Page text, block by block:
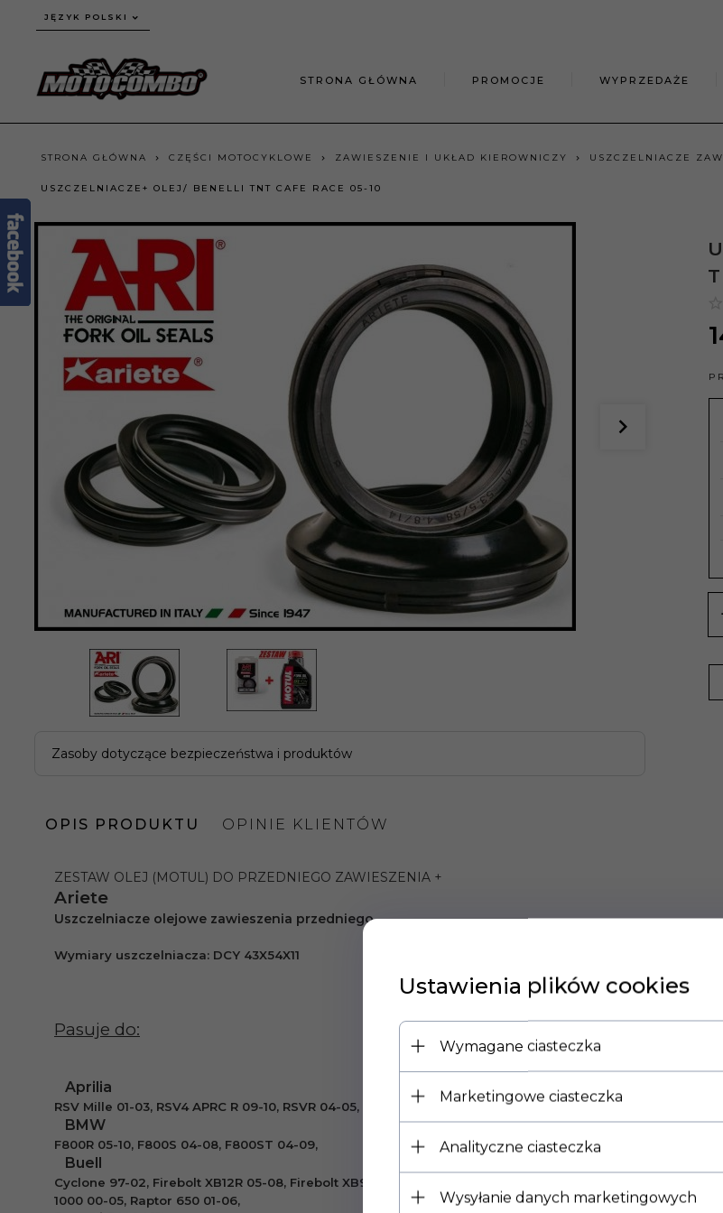
JĘZYK POLSKI
STRONA GŁÓWNA PROMOCJE WYPRZEDAŻE
STRONA GŁÓWNA CZĘŚCI MOTOCYKLOWE ZAWIESZENIE I UKŁAD KIEROWNICZY USZCZELNIACZE
USZCZELNIACZE+ OLEJ/ BENELLI TNT CAFE RACE 05-10
Zasoby dotyczące bezpieczeństwa i produktów
OPIS PRODUKTU OPINIE KLIENTÓW
ZESTAW OLEJ (MOTUL) DO PRZEDNIEGO ZAWIESZENIA +
Ariete
Uszczelniacze olejowe zawieszenia przedniego
Wymiary uszczelniacza: DCY 43X54X11
Pasuje do:
Aprilia
RSV Mille 01-03, RSV4 APRC R 09-10, RSVR 04-05, Tuono 1000 R 06-08,
BMW
F800R 05-10, F800S 04-08, F800ST 04-09,
Buell
Cyclone 97-02, Firebolt XB12R 05-08, Firebolt XB9R 04-06, Lightning XB12S 05-09, Lightning XB9S 04-09,
1000 00-05, Raptor 650 01-06,
Ustawienia plików cookies
Wymagane ciasteczka
Marketingowe ciasteczka
Analityczne ciasteczka
Wysyłanie danych marketingowych